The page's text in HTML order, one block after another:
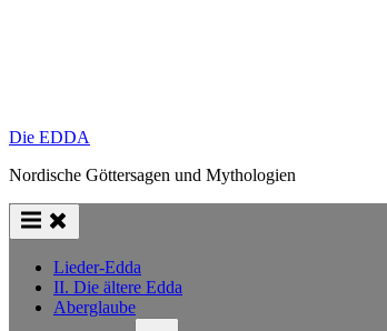
Die EDDA
Nordische Göttersagen und Mythologien
Lieder-Edda
II. Die ältere Edda
Aberglaube